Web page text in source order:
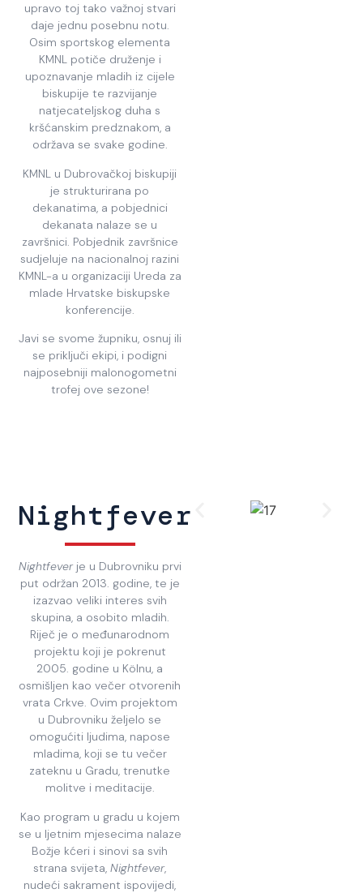
upravo toj tako važnoj stvari
daje jednu posebnu notu.
Osim sportskog elementa
KMNL potiče druženje i
upoznavanje mladih iz cijele
biskupije te razvijanje
natjecateljskog duha s
kršćanskim predznakom, a
održava se svake godine.
KMNL u Dubrovačkoj biskupiji
je strukturirana po
dekanatima, a pobjednici
dekanata nalaze se u
završnici. Pobjednik završnice
sudjeluje na nacionalnoj razini
KMNL-a u organizaciji Ureda za
mlade Hrvatske biskupske
konferencije.
Javi se svome župniku, osnuj ili
se priključi ekipi, i podigni
najposebniji malonogometni
trofej ove sezone!
Nightfever
Nightfeverje u Dubrovniku prvi
put održan 2013. godine, te je
izazvao veliki interes svih
skupina, a osobito mladih.
Riječ je o međunarodnom
projektu koji je pokrenut
2005. godine u Kölnu, a
osmišljen kao večer otvorenih
vrata Crkve. Ovim projektom
u Dubrovniku željelo se
omogućiti ljudima, napose
mladima, koji se tu večer
zateknu u Gradu, trenutke
molitve i meditacije.
Kao program u gradu u kojem
se u ljetnim mjesecima nalaze
Božje kćeri i sinovi sa svih
strana svijeta,Nightfever,
nudeći sakrament ispovijedi,